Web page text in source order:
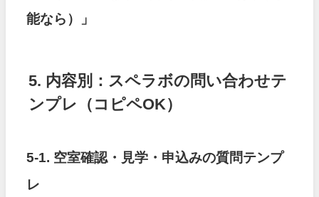
能なら）」
5. 内容別：スペラボの問い合わせテ
ンプレ（コピペOK）
5-1. 空室確認・見学・申込みの質問テンプ
レ